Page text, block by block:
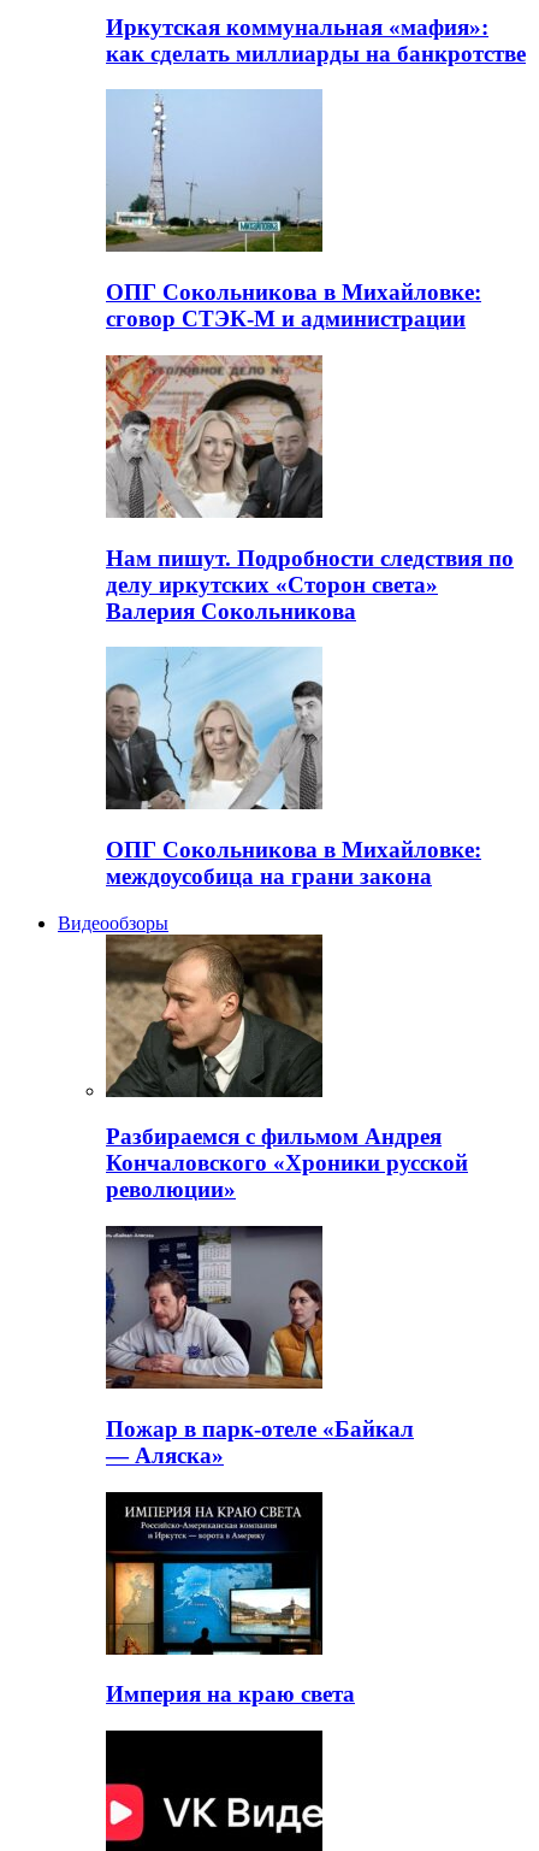
Иркутская коммунальная «мафия»:
как сделать миллиарды на банкротстве
ОПГ Сокольникова в Михайловке:
сговор СТЭК-М и администрации
Нам пишут. Подробности следствия по
делу иркутских «Сторон света»
Валерия Сокольникова
ОПГ Сокольникова в Михайловке:
междоусобица на грани закона
Видеообзоры
Разбираемся с фильмом Андрея
Кончаловского «Хроники русской
революции»
Пожар в парк-отеле «Байкал
— Аляска»
Империя на краю света